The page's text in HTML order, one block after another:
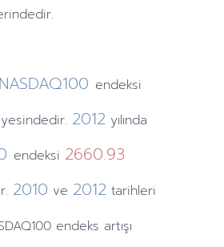
NASDAQ100 endeksi
2012 yılında
endeksi 2660.93
2010 ve 2012 tarihleri
endeks artışı